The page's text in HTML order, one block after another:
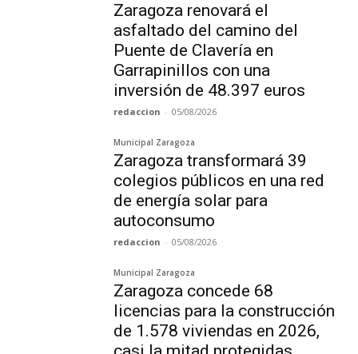
Zaragoza renovará el
asfaltado del camino del
Puente de Clavería en
Garrapinillos con una
inversión de 48.397 euros
redaccion - 05/08/2026
Municipal Zaragoza
Zaragoza transformará 39
colegios públicos en una red
de energía solar para
autoconsumo
redaccion - 05/08/2026
Municipal Zaragoza
Zaragoza concede 68
licencias para la construcción
de 1.578 viviendas en 2026,